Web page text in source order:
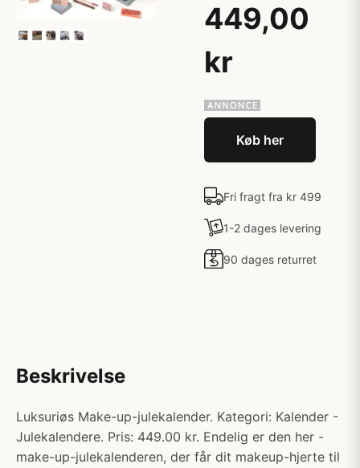
449,00
kr
Køb her
Fri fragt fra kr 499
1-2 dages levering
90 dages returret
Beskrivelse
Luksuriøs Make-up-julekalender. Kategori: Kalender -
Julekalendere. Pris: 449.00 kr. Endelig er den her -
make-up-julekalenderen, der får dit makeup-hjerte til